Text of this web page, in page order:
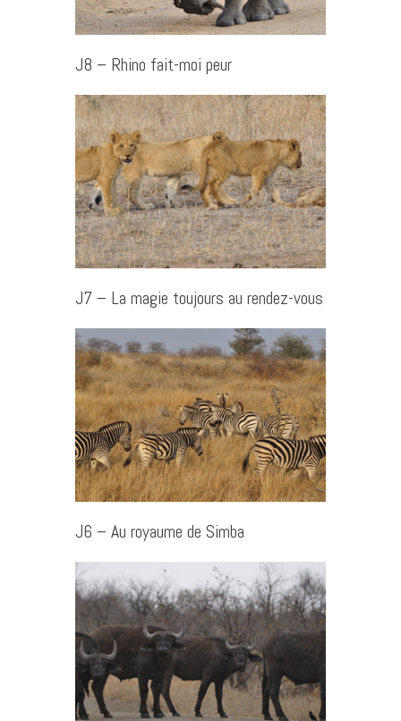
J8 – Rhino fait-moi peur
J7 – La magie toujours au rendez-vous
J6 – Au royaume de Simba